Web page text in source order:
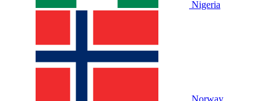
Nigeria
Norway